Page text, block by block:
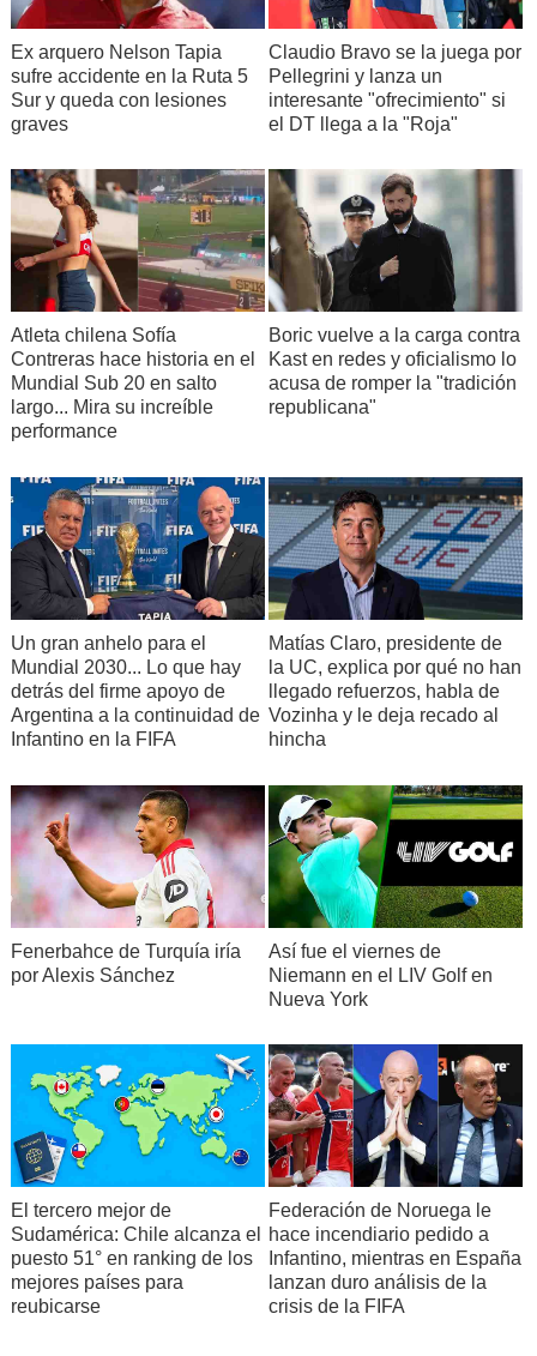
Ex arquero Nelson Tapia
sufre accidente en la Ruta 5
Sur y queda con lesiones
graves
Claudio Bravo se la juega por
Pellegrini y lanza un
interesante "ofrecimiento" si
el DT llega a la "Roja"
Atleta chilena Sofía
Contreras hace historia en el
Mundial Sub 20 en salto
largo... Mira su increíble
performance
Boric vuelve a la carga contra
Kast en redes y oficialismo lo
acusa de romper la "tradición
republicana"
Un gran anhelo para el
Mundial 2030... Lo que hay
detrás del firme apoyo de
Argentina a la continuidad de
Infantino en la FIFA
Matías Claro, presidente de
la UC, explica por qué no han
llegado refuerzos, habla de
Vozinha y le deja recado al
hincha
Fenerbahce de Turquía iría
por Alexis Sánchez
Así fue el viernes de
Niemann en el LIV Golf en
Nueva York
El tercero mejor de
Sudamérica: Chile alcanza el
puesto 51° en ranking de los
mejores países para
reubicarse
Federación de Noruega le
hace incendiario pedido a
Infantino, mientras en España
lanzan duro análisis de la
crisis de la FIFA